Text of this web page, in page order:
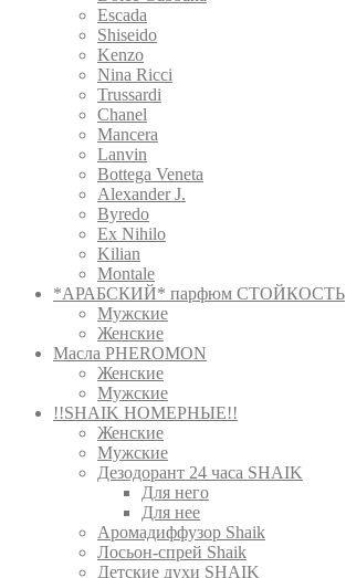
Escada
Shiseido
Kenzo
Nina Ricci
Trussardi
Chanel
Mancera
Lanvin
Bottega Veneta
Alexander J.
Byredo
Ex Nihilo
Kilian
Montale
*АРАБСКИЙ* парфюм СТОЙКОСТЬ
Мужские
Женские
Масла PHEROMON
Женские
Мужские
!!SHAIK НОМЕРНЫЕ!!
Женские
Мужские
Дезодорант 24 часа SHAIK
Для него
Для нее
Аромадиффузор Shaik
Лосьон-спрей Shaik
Детские духи SHAIK